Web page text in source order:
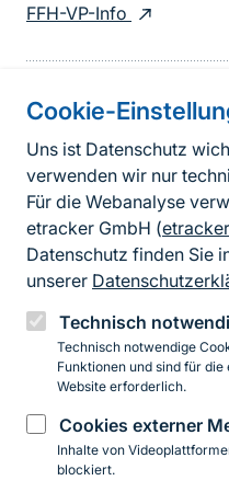
Cookie-
Uns ist Datenschutz
verwenden wir nur
Für die Webanalyse
etracker GmbH (
Datenschutz finden Sie
unserer
Technisch
Technisch notwendige
Funktionen und sind für
Website erforderlich.
Cookies externer
Inhalte von
blockiert.
FFH-VP-Info
Informationen zur
Fußzeile
Erklärung
Instagram